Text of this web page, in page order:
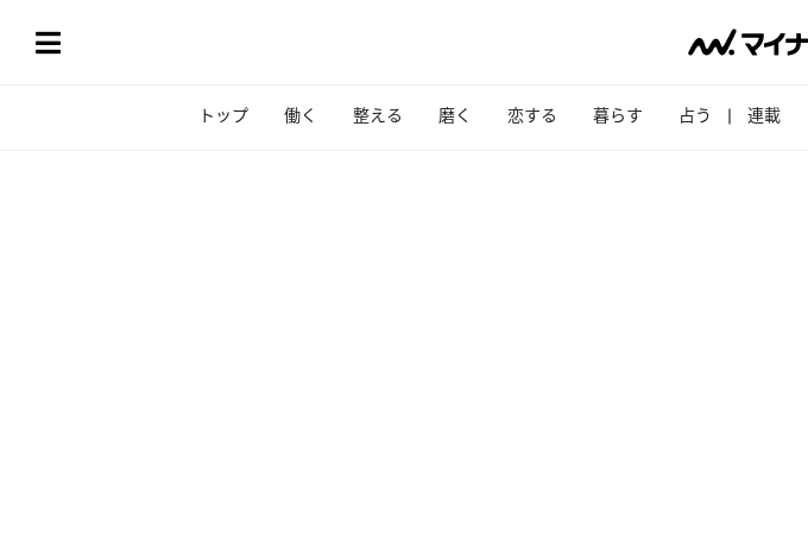
トップ 働く 整える 磨く 恋する 暮らす 占う 連載